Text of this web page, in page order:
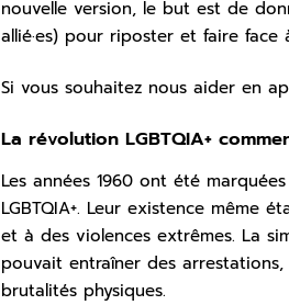
nouvelle version, le but est de
allié·es) pour riposter et faire face
Si vous souhaitez nous aider en
La révolution LGBTQIA+
Les années 1960 ont été
LGBTQIA+. Leur existence même
et à des violences extrêmes. La
pouvait entraîner des
brutalités physiques.